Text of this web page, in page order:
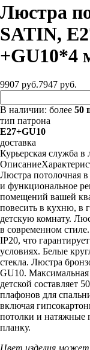
Люстра
SATIN,
+GU10*4
9907 руб.7947 руб.
В наличии: более 50
тип патрона
E27+GU10
доставка
Курьерская служба
Описание
Люстра потолочная
и функциональное
помещений вашей
повесить в кухню, в
детскую комнату.
в современном
IP20, что
условиях. Белые
стекла. Люстра
GU10.
детской составляет
плафонов для
включая
потолки и натяжные
планку.